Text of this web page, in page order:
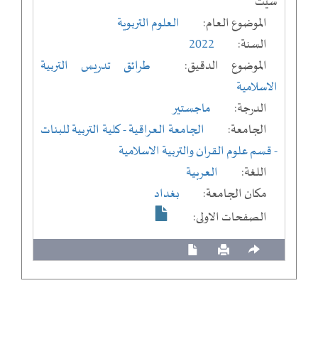
الموضوع العام:
العلوم التربوية
السنة:
2022
الموضوع الدقيق:
طرائق تدريس التربية
الاسلامية
الدرجة:
ماجستير
الجامعة:
الجامعة العراقية- كلية التربية للبنات
- قسم علوم القران والتربية الاسلامية
اللغة:
العربية
مكان الجامعة:
بغداد
الصفحات الاولى: